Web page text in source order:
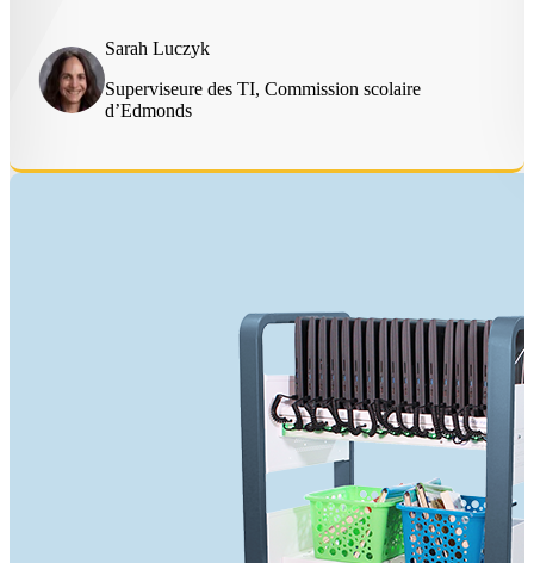
Sarah Luczyk
Superviseure des TI, Commission scolaire
d’Edmonds